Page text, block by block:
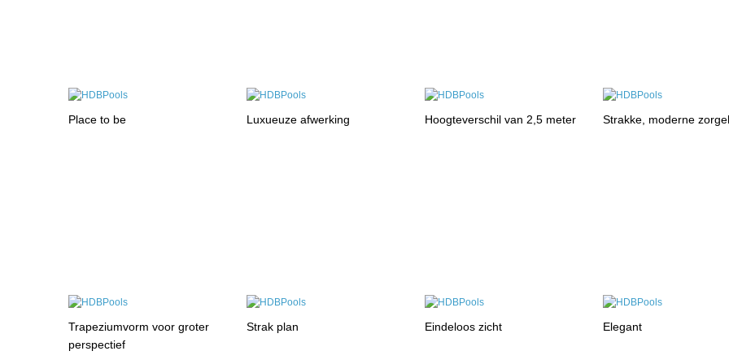
Place to be Luxueuze afwerking Hoogteverschil van 2,5 meter Strakke, moderne
Trapeziumvorm voor groter
perspectief
Strak plan Eindeloos zicht Elegant